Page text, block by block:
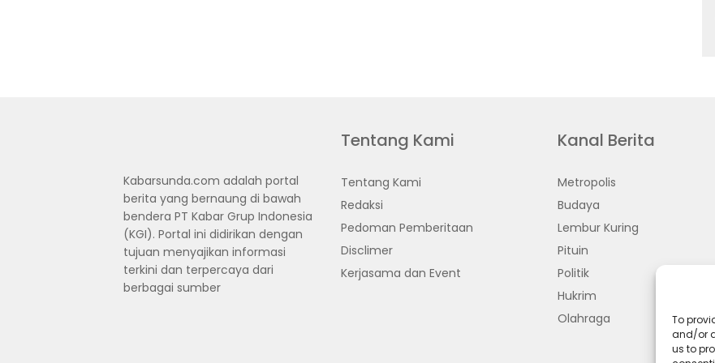
To
and/or
us to
Kabarsunda.com adalah portal
berita yang bernaung di bawah
bendera PT Kabar Grup Indonesia
(KGI). Portal ini didirikan dengan
tujuan menyajikan informasi
terkini dan terpercaya dari
berbagai sumber
Tentang Kami
Tentang Kami
Redaksi
Pedoman Pemberitaan
Disclimer
Kerjasama dan Event
Kanal Berita
Metropolis
Budaya
Lembur Kuring
Pituin
Politik
Hukrim
Olahraga